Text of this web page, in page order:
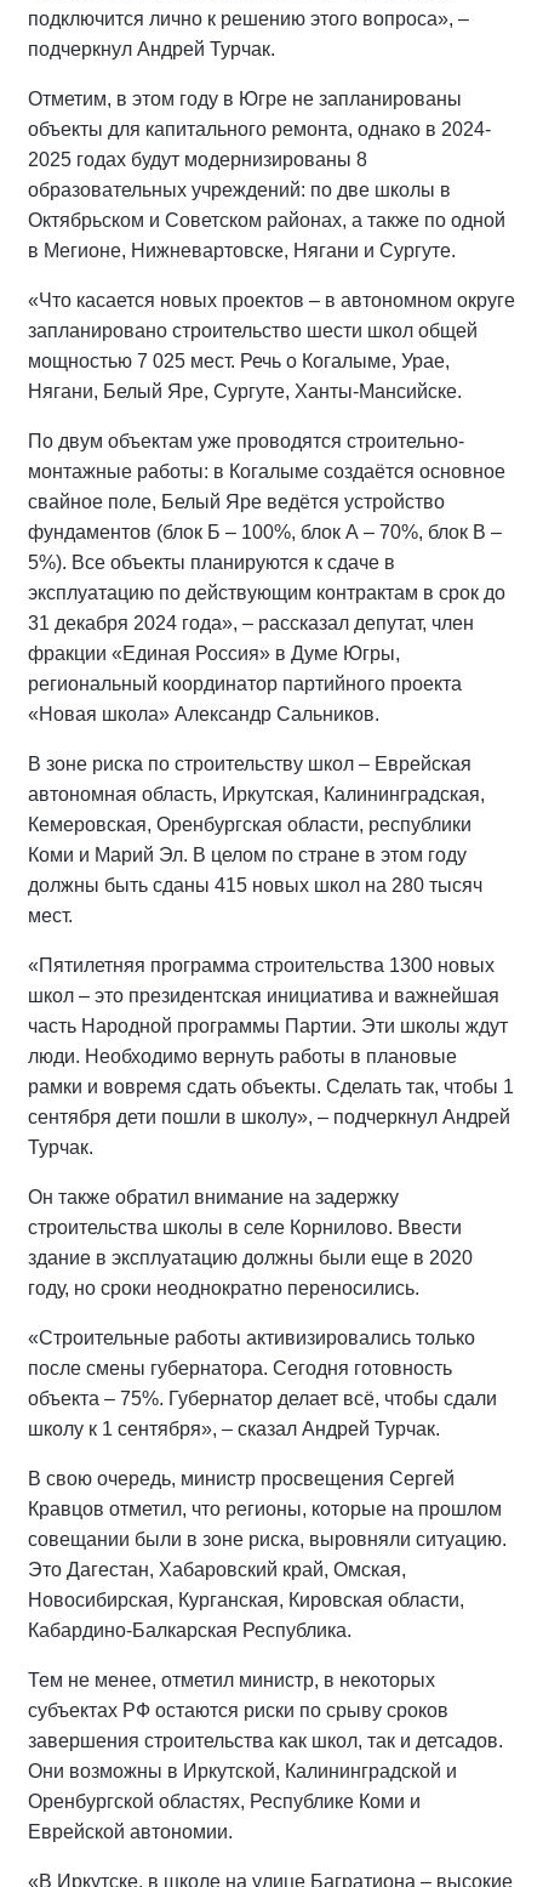
подключится лично к решению этого вопроса», –
подчеркнул Андрей Турчак.
Отметим, в этом году в Югре не запланированы
объекты для капитального ремонта, однако в 2024-
2025 годах будут модернизированы 8
образовательных учреждений: по две школы в
Октябрьском и Советском районах, а также по одной
в Мегионе, Нижневартовске, Нягани и Сургуте.
«Что касается новых проектов – в автономном округе
запланировано строительство шести школ общей
мощностью 7 025 мест. Речь о Когалыме, Урае,
Нягани, Белый Яре, Сургуте, Ханты-Мансийске.
По двум объектам уже проводятся строительно-
монтажные работы: в Когалыме создаётся основное
свайное поле, Белый Яре ведётся устройство
фундаментов (блок Б – 100%, блок А – 70%, блок B –
5%). Все объекты планируются к сдаче в
эксплуатацию по действующим контрактам в срок до
31 декабря 2024 года», – рассказал депутат, член
фракции «Единая Россия» в Думе Югры,
региональный координатор партийного проекта
«Новая школа» Александр Сальников.
В зоне риска по строительству школ – Еврейская
автономная область, Иркутская, Калининградская,
Кемеровская, Оренбургская области, республики
Коми и Марий Эл. В целом по стране в этом году
должны быть сданы 415 новых школ на 280 тысяч
мест.
«Пятилетняя программа строительства 1300 новых
школ – это президентская инициатива и важнейшая
часть Народной программы Партии. Эти школы ждут
люди. Необходимо вернуть работы в плановые
рамки и вовремя сдать объекты. Сделать так, чтобы 1
сентября дети пошли в школу», – подчеркнул Андрей
Турчак.
Он также обратил внимание на задержку
строительства школы в селе Корнилово. Ввести
здание в эксплуатацию должны были еще в 2020
году, но сроки неоднократно переносились.
«Строительные работы активизировались только
после смены губернатора. Сегодня готовность
объекта – 75%. Губернатор делает всё, чтобы сдали
школу к 1 сентября», – сказал Андрей Турчак.
В свою очередь, министр просвещения Сергей
Кравцов отметил, что регионы, которые на прошлом
совещании были в зоне риска, выровняли ситуацию.
Это Дагестан, Хабаровский край, Омская,
Новосибирская, Курганская, Кировская области,
Кабардино-Балкарская Республика.
Тем не менее, отметил министр, в некоторых
субъектах РФ остаются риски по срыву сроков
завершения строительства как школ, так и детсадов.
Они возможны в Иркутской, Калининградской и
Оренбургской областях, Республике Коми и
Еврейской автономии.
«В Иркутске, в школе на улице Багратиона – высокие